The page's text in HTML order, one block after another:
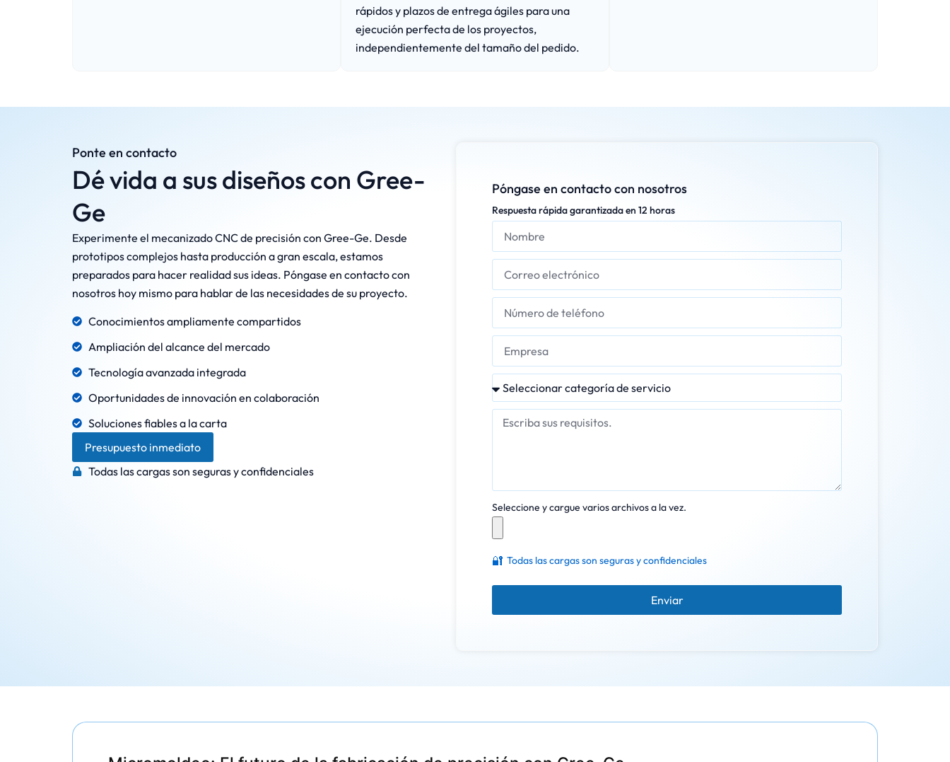
rápidos y plazos de entrega ágiles para una
ejecución perfecta de los proyectos,
independientemente del tamaño del pedido.
Ponte en contacto
Dé vida a sus diseños con Gree-
Ge
Experimente el mecanizado CNC de precisión con Gree-Ge. Desde
prototipos complejos hasta producción a gran escala, estamos
preparados para hacer realidad sus ideas. Póngase en contacto con
nosotros hoy mismo para hablar de las necesidades de su proyecto.
Conocimientos ampliamente compartidos
Ampliación del alcance del mercado
Tecnología avanzada integrada
Oportunidades de innovación en colaboración
Soluciones fiables a la carta
Presupuesto inmediato
Todas las cargas son seguras y confidenciales
Póngase en contacto con nosotros
Respuesta rápida garantizada en 12 horas
Seleccione y cargue varios archivos a la vez.
🔐 Todas las cargas son seguras y confidenciales
Enviar